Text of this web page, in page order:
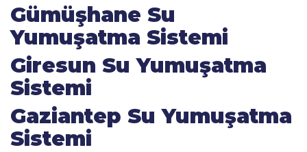
Gümüşhane Su
Yumuşatma Sistemi
Giresun Su Yumuşatma
Sistemi
Gaziantep Su Yumuşatma
Sistemi